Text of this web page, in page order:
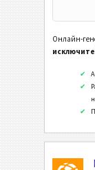
Онлайн-